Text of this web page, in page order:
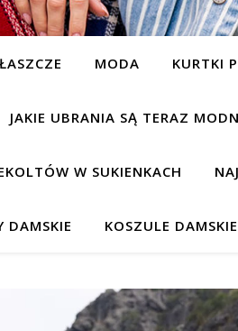
MODA KURTKI
JAKIE UBRANIA SĄ TERAZ
W SUKIENKACH
DAMSKIE KOSZULE DAMSKIE